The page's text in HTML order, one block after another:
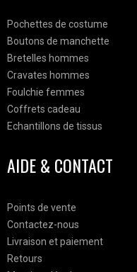
Pochettes de costume
Boutons de manchette
Bretelles hommes
Cravates hommes
Foulchie femmes
Coffrets cadeau
Echantillons de tissus
AIDE & CONTACT
Points de vente
Contactez-nous
Livraison et paiement
Retours